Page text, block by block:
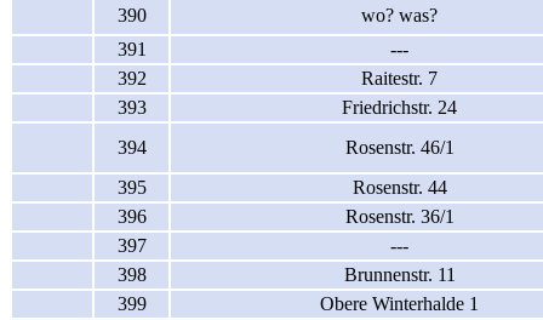
390
wo? was?
391
---
392
Raitestr. 7
393
Friedrichstr. 24
394
Rosenstr. 46/1
395
Rosenstr. 44
396
Rosenstr. 36/1
397
---
398
Brunnenstr. 11
399
Obere Winterhalde 1